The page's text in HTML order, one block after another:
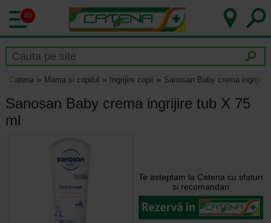
40
Catena Mama si copilul Ingrijire copii Sanosan Baby crema ingrijire
Sanosan Baby crema ingrijire tub X 75
ml
Te asteptam la Catena cu sfaturi
si recomandari